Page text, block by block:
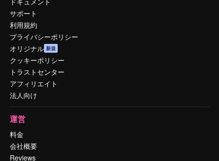
サポート
利用規約
プライバシーポリシー
オリジナル 新規
クッキーポリシー
トラストセンター
アフィリエイト
法人向け
運営
料金
会社概要
Reviews